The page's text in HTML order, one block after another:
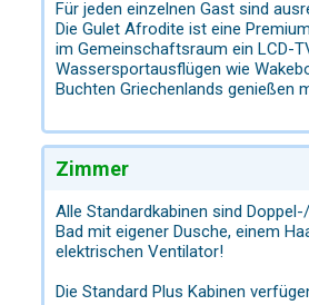
Für jeden einzelnen Gast sind
Die Gulet Afrodite ist eine
im Gemeinschaftsraum ein LCD-
Wassersportausflügen wie
Buchten Griechenlands genießen
Zimmer
Alle Standardkabinen sind
Bad mit eigener Dusche, einem
elektrischen Ventilator!
Die Standard Plus Kabinen